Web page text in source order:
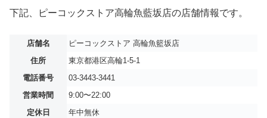
下記、ピーコックストア高輪魚藍坂店の店舗情報です。
店舗名
ピーコックストア 高輪魚籃坂店
住所
東京都港区高輪1-5-1
電話番号
03-3443-3441
営業時間
9:00〜22:00
定休日
年中無休